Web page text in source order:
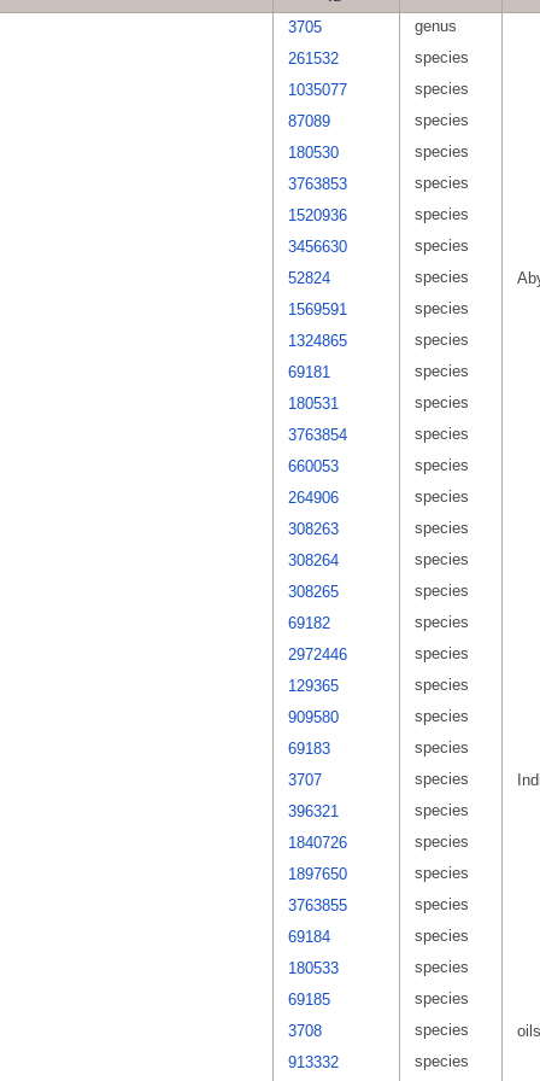
3705
genus
261532
species
1035077
species
87089
species
180530
species
3763853
species
1520936
species
3456630
species
52824
species
1569591
species
1324865
species
69181
species
180531
species
3763854
species
660053
species
264906
species
308263
species
308264
species
308265
species
69182
species
2972446
species
129365
species
909580
species
69183
species
3707
species
396321
species
1840726
species
1897650
species
3763855
species
69184
species
180533
species
69185
species
3708
species
913332
species